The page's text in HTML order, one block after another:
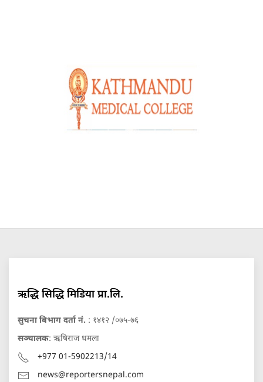
ऋद्धि सिद्धि मिडिया प्रा.लि.
सुचना बिभाग दर्ता नं. : १४१२ /०७५-७६
सञ्चालक: ऋषिराज धमला
+977 01-5902213/14
news@reportersnepal.com